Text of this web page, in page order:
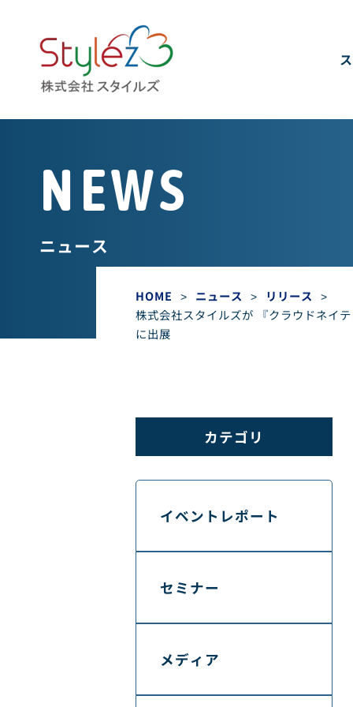
HOME > ニュース > リリース >
株式会社スタイルズが 『クラウドネイ
に出展
NEWS
ニュース
カテゴリ
イベントレポート
セミナー
メディア